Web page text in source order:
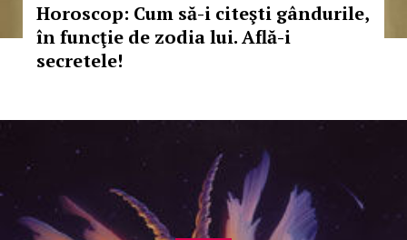
Horoscop: Cum să-i citeşti gândurile,
în funcţie de zodia lui. Află-i
secretele!